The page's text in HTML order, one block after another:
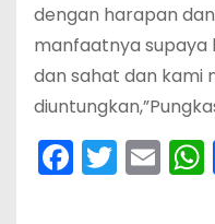
dengan harapan
manfaatnya supaya
dan sahat dan kami
F
a
T
w
E
m